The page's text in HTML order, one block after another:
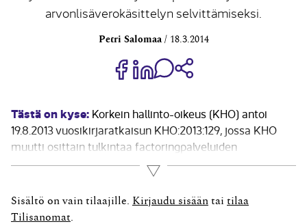
arvonlisäverokäsittelyn selvittämiseksi.
Petri Salomaa 18.3.2014
Jaa Share on Facebook
Jaa Share on LinkedIn
Jaa WhatsApp-viestinä
Tästä on kyse: Korkein hallinto-oikeus (KHO) antoi
19.8.2013 vuosikirjaratkaisun KHO:2013:129, jossa KHO
muutti osittain tulkintaa factoringpalveluiden
arvonlisäverokäsittelystä. Seuraavassa tarkastellaan
lyhyesti kyseistä ratkaisua ja sen käytännön vaikutuksia.
Korkeimman hallinto-oikeuden ratkaisu Kyseessä
olleessa tilanteessa pääasiassa factoringtoimintaa
Lue lisää
Sisältö on vain tilaajille. Kirjaudu sisään tai tilaa
Tilisanomat